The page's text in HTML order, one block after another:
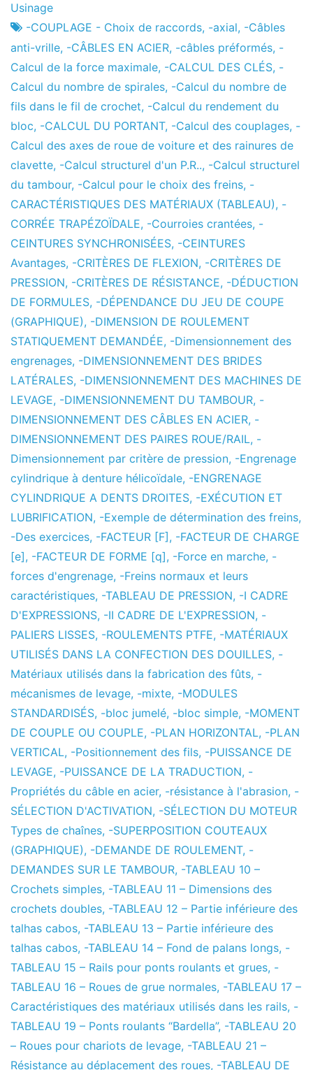
de
2012
Usinage
-COUPLAGE - Choix de raccords, -axial, -Câbles
anti-vrille, -CÂBLES EN ACIER, -câbles préformés, -
Calcul de la force maximale, -CALCUL DES CLÉS, -
Calcul du nombre de spirales, -Calcul du nombre de
fils dans le fil de crochet, -Calcul du rendement du
bloc, -CALCUL DU PORTANT, -Calcul des couplages, -
Calcul des axes de roue de voiture et des rainures de
clavette, -Calcul structurel d'un P.R.., -Calcul structurel
du tambour, -Calcul pour le choix des freins, -
CARACTÉRISTIQUES DES MATÉRIAUX (TABLEAU), -
CORRÉE TRAPÉZOÏDALE, -Courroies crantées, -
CEINTURES SYNCHRONISÉES, -CEINTURES
Avantages, -CRITÈRES DE FLEXION, -CRITÈRES DE
PRESSION, -CRITÈRES DE RÉSISTANCE, -DÉDUCTION
DE FORMULES, -DÉPENDANCE DU JEU DE COUPE
(GRAPHIQUE), -DIMENSION DE ROULEMENT
STATIQUEMENT DEMANDÉE, -Dimensionnement des
engrenages, -DIMENSIONNEMENT DES BRIDES
LATÉRALES, -DIMENSIONNEMENT DES MACHINES DE
LEVAGE, -DIMENSIONNEMENT DU TAMBOUR, -
DIMENSIONNEMENT DES CÂBLES EN ACIER, -
DIMENSIONNEMENT DES PAIRES ROUE/RAIL, -
Dimensionnement par critère de pression, -Engrenage
cylindrique à denture hélicoïdale, -ENGRENAGE
CYLINDRIQUE A DENTS DROITES, -EXÉCUTION ET
LUBRIFICATION, -Exemple de détermination des freins,
-Des exercices, -FACTEUR [F] , -FACTEUR DE CHARGE
[e], -FACTEUR DE FORME [q], -Force en marche, -
forces d'engrenage, -Freins normaux et leurs
caractéristiques, -TABLEAU DE PRESSION, -I CADRE
D'EXPRESSIONS, -II CADRE DE L'EXPRESSION, -
PALIERS LISSES, -ROULEMENTS PTFE, -MATÉRIAUX
UTILISÉS DANS LA CONFECTION DES DOUILLES, -
Matériaux utilisés dans la fabrication des fûts, -
mécanismes de levage, -mixte, -MODULES
STANDARDISÉS, -bloc jumelé, -bloc simple, -MOMENT
DE COUPLE OU COUPLE, -PLAN HORIZONTAL, -PLAN
VERTICAL, -Positionnement des fils, -PUISSANCE DE
LEVAGE, -PUISSANCE DE LA TRADUCTION, -
Propriétés du câble en acier, -résistance à l'abrasion, -
SÉLECTION D'ACTIVATION, -SÉLECTION DU MOTEUR
Types de chaînes, -SUPERPOSITION COUTEAUX
(GRAPHIQUE), -DEMANDE DE ROULEMENT, -
DEMANDES SUR LE TAMBOUR, -TABLEAU 10 –
Crochets simples, -TABLEAU 11 – Dimensions des
crochets doubles, -TABLEAU 12 – Partie inférieure des
talhas cabos, -TABLEAU 13 – Partie inférieure des
talhas cabos, -TABLEAU 14 – Fond de palans longs, -
TABLEAU 15 – Rails pour ponts roulants et grues, -
TABLEAU 16 – Roues de grue normales, -TABLEAU 17 –
Caractéristiques des matériaux utilisés dans les rails, -
TABLEAU 19 – Ponts roulants “Bardella”, -TABLEAU 20
– Roues pour chariots de levage, -TABLEAU 21 –
Résistance au déplacement des roues, -TABLEAU DE